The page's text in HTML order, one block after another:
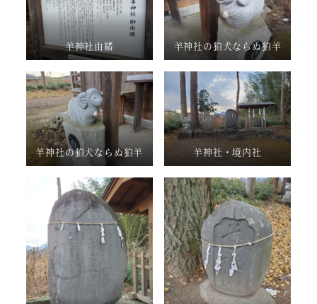
羊神社由緒 羊神社の狛犬ならぬ狛羊
羊神社の狛犬ならぬ狛羊 羊神社・境内社